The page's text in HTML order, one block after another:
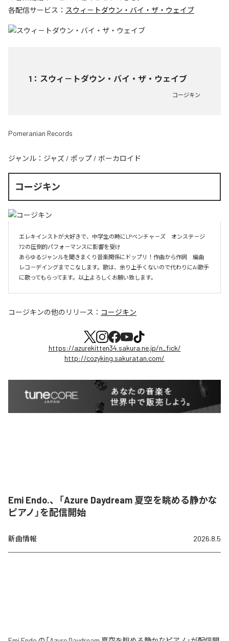
各配信サービス： スウィ－トダウン・バイ・ザ・ウェイブ
1 ： スウィ－トダウン・バイ・ザ・ウェイブ
コージキン
Pomeranian Records
ジャンル： ジャズ / ポップ / ボーカロイド
コージキン
エレキインストが大好きで、中学生の時にLPベンチャ－ズ　オンステ－ジ
72の圧倒的パフォ－マンスに影響を受け
あらゆるジャンルを聞きまくり音楽関係にドップリ！作曲から作詞　編曲
レコ－デイングまでこなします。歌は、余り上手くないので代わりにAi歌手
に歌ってもらってます。以上よろしくお願い致します。
コージキンの他のリリース： コージキン
https://azurekitten34.sakura.ne.jp/n_fick/
http://cozyking.sakuratan.com/
Emi Endo.、「Azure Daydream 夏空を眺める静かな
ピアノ」を配信開始
新曲情報 2026.8.5